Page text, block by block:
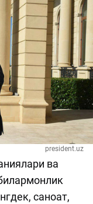
president.uz
ва
саноат,